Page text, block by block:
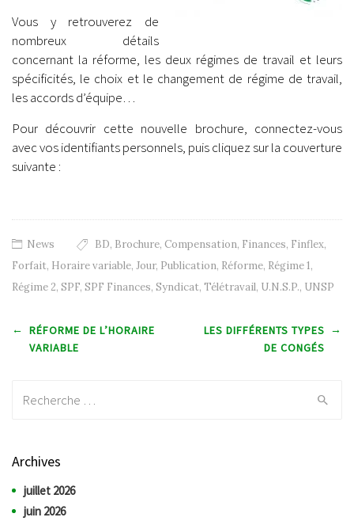
Vous y retrouverez de
nombreux détails
concernant la réforme, les deux régimes de travail et leurs
spécificités, le choix et le changement de régime de travail,
les accords d’équipe…
Pour découvrir cette nouvelle brochure, connectez-vous
avec vos identifiants personnels, puis cliquez sur la couverture
suivante :
News BD, Brochure, Compensation, Finances, Finflex,
Forfait, Horaire variable, Jour, Publication, Réforme, Régime 1,
Régime 2, SPF, SPF Finances, Syndicat, Télétravail, U.N.S.P., UNSP
Post navigation
← RÉFORME DE L’HORAIRE
VARIABLE
LES DIFFÉRENTS TYPES
DE CONGÉS
→
Archives
juillet 2026
juin 2026